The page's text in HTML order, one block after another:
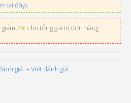
tại đây).
, giảm 2% cho tổng giá trị đơn hàng
giá. - Viết đánh giá